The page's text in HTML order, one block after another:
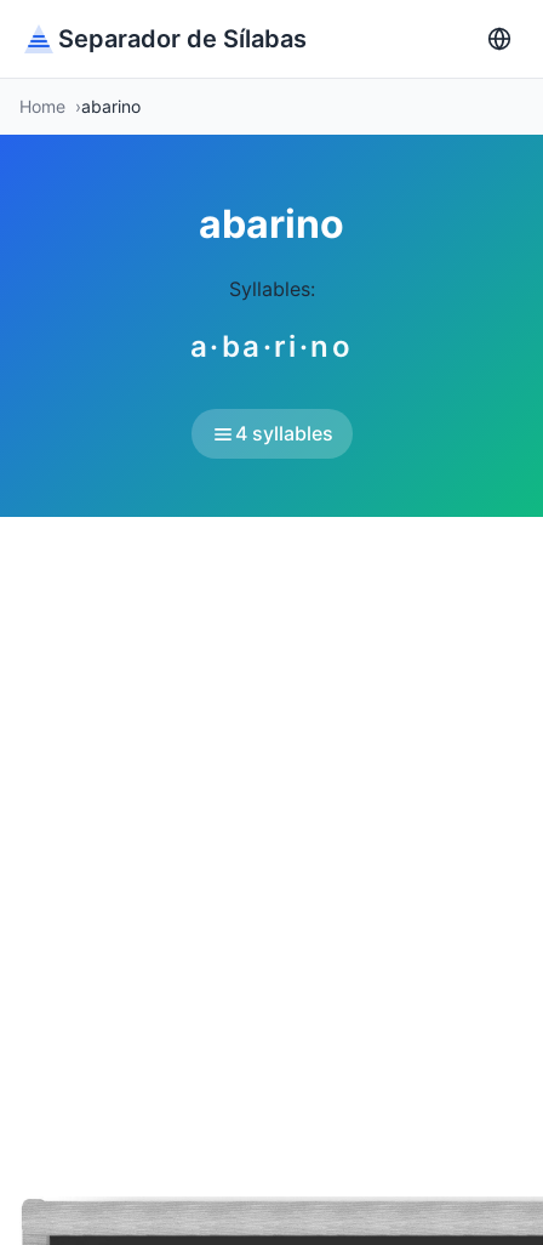
Separador de Sílabas
Home abarino
abarino
Syllables:
a·ba·ri·no
4 syllables